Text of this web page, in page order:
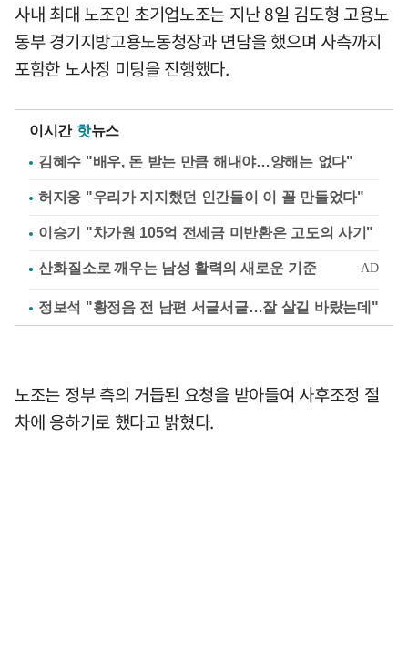
사내 최대 노조인 초기업노조는 지난 8일 김도형 고용노
동부 경기지방고용노동청장과 면담을 했으며 사측까지
포함한 노사정 미팅을 진행했다.
이시간 핫뉴스
김혜수 "배우, 돈 받는 만큼 해내야…양해는 없다"
허지웅 "우리가 지지했던 인간들이 이 꼴 만들었다"
이승기 "차가원 105억 전세금 미반환은 고도의 사기"
정보석 "황정음 전 남편 서글서글…잘 살길 바랐는데"
노조는 정부 측의 거듭된 요청을 받아들여 사후조정 절
차에 응하기로 했다고 밝혔다.